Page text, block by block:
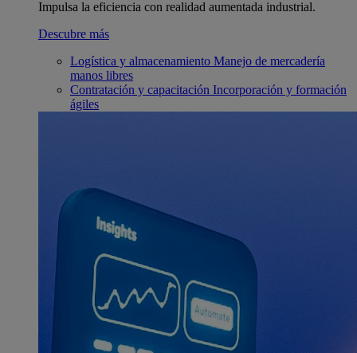
Impulsa la eficiencia con realidad aumentada industrial.
Descubre más
Logística y almacenamiento Manejo de mercadería
manos libres
Contratación y capacitación Incorporación y formación
ágiles